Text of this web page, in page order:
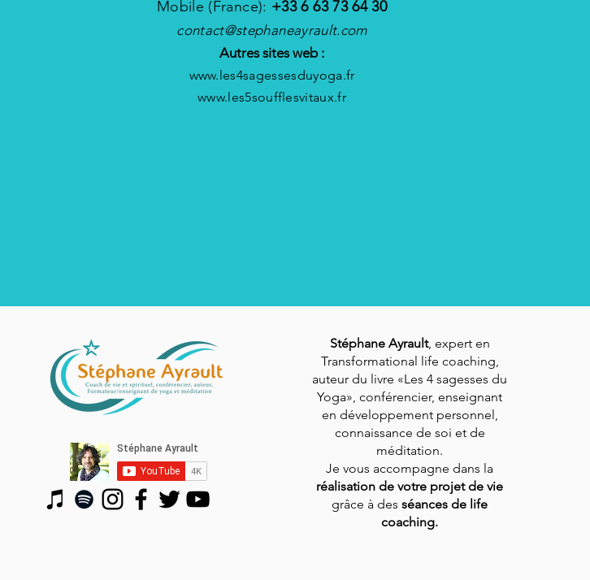
Mobile (France): +33 6 63 73 64 30
contact@stephaneayrault.com
Autres sites web :
www.les4sagessesduyoga.fr
www.les5soufflesvitaux.fr
Stéphane Ayrault, expert en
Transformational life coaching,
auteur du livre «Les 4 sagesses du
Yoga», conférencier, enseignant
en développement personnel,
connaissance de soi et de
méditation.
Je vous accompagne dans la
réalisation de votre projet de vie
grâce à des séances de life
coaching.